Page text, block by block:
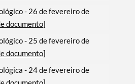
- 26 de fevereiro de
documento]
- 25 de fevereiro de
documento]
- 24 de fevereiro de